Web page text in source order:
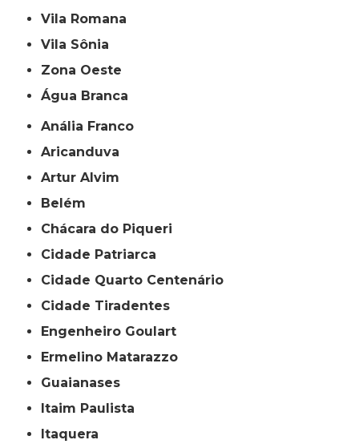
Vila Romana
Vila Sônia
Zona Oeste
Água Branca
Anália Franco
Aricanduva
Artur Alvim
Belém
Chácara do Piqueri
Cidade Patriarca
Cidade Quarto Centenário
Cidade Tiradentes
Engenheiro Goulart
Ermelino Matarazzo
Guaianases
Itaim Paulista
Itaquera